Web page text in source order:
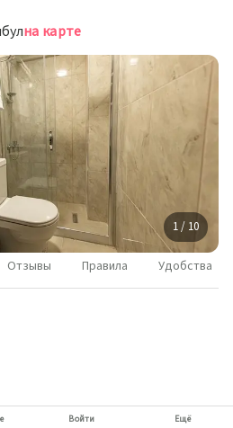
на карте
1 / 10
Отзывы Правила Удобства
Войти Ещё